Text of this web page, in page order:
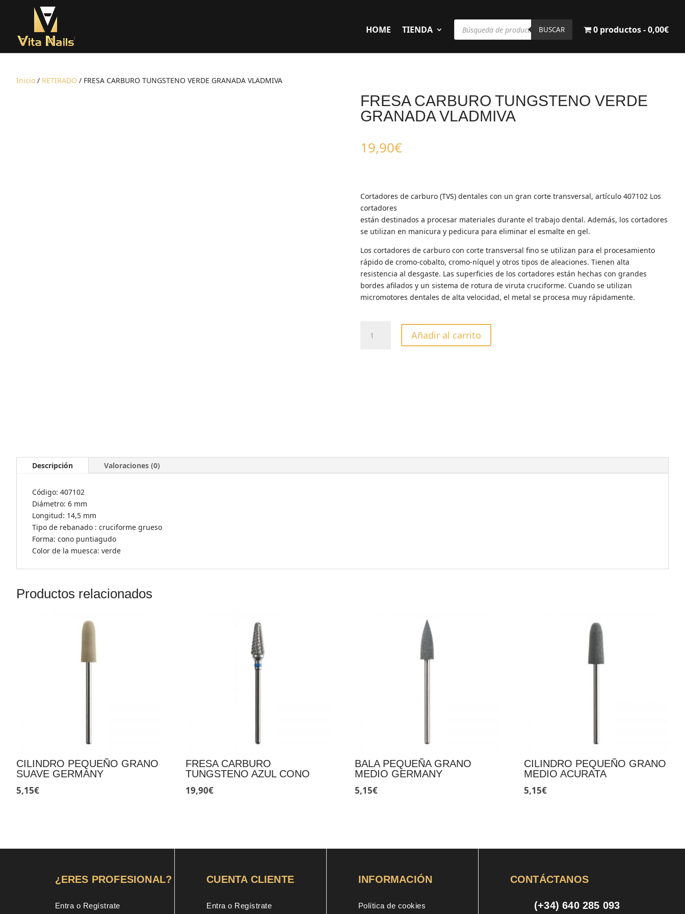
HOME TIENDA
Búsqueda
productos
BUSCAR 0 productos 0,00€
Inicio / RETIRADO / FRESA CARBURO TUNGSTENO VERDE GRANADA VLADMIVA
FRESA CARBURO TUNGSTENO VERDE
GRANADA VLADMIVA
19,90€
Cortadores de carburo (TVS) dentales con un gran corte transversal, artículo 407102 Los
cortadores
están destinados a procesar materiales durante el trabajo dental. Además, los cortadores
se utilizan en manicura y pedicura para eliminar el esmalte en gel.
Los cortadores de carburo con corte transversal fino se utilizan para el procesamiento
rápido de cromo-cobalto, cromo-níquel y otros tipos de aleaciones. Tienen alta
resistencia al desgaste. Las superficies de los cortadores están hechas con grandes
bordes afilados y un sistema de rotura de viruta cruciforme. Cuando se utilizan
micromotores dentales de alta velocidad, el metal se procesa muy rápidamente.
CARBURO
Añadir al carrito
Descripción Valoraciones (0)
Código: 407102
Diámetro: 6 mm
Longitud: 14,5 mm
Tipo de rebanado : cruciforme grueso
Forma: cono puntiagudo
Color de la muesca: verde
Productos relacionados
CILINDRO PEQUEÑO GRANO
SUAVE GERMANY
5,15€
FRESA CARBURO
TUNGSTENO AZUL CONO
19,90€
BALA PEQUEÑA GRANO
MEDIO GERMANY
5,15€
CILINDRO PEQUEÑO GRANO
MEDIO ACURATA
5,15€
¿ERES PROFESIONAL?
Entra o Regístrate
CUENTA CLIENTE
Entra o Regístrate
INFORMACIÓN
Política de cookies
CONTÁCTANOS
(+34) 640 285 093